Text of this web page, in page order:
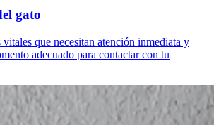
gato
que necesitan atención inmediata y
adecuado para contactar con tu